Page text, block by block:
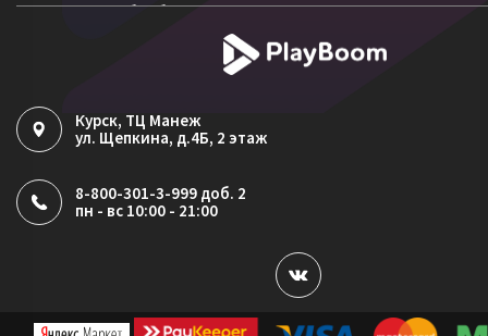
Согласие на обработку ПДн
Политика обработки файлов cookie
Курск, ТЦ Манеж
ул. Щепкина, д.4Б, 2 этаж
8-800-301-3-999 доб. 2
пн - вс 10:00 - 21:00